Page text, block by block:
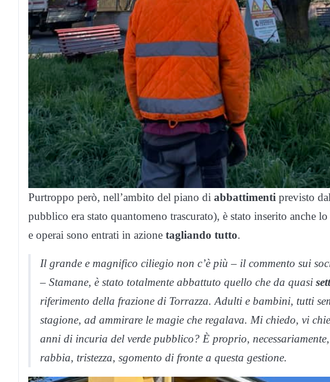
Purtroppo però, nell’ambito del piano di abbattimenti previsto
pubblico era stato quantomeno trascurato), è stato inserito anche
e operai sono entrati in azione tagliando tutto.
Il grande e magnifico ciliegio non c’è più – il commento sui
– Stamane, è stato totalmente abbattuto quello che da quasi
riferimento della frazione di Torrazza. Adulti e bambini, tutti
stagione, ad ammirare le magie che regalava. Mi chiedo, vi
anni di incuria del verde pubblico? È proprio,
rabbia, tristezza, sgomento di fronte a questa gestione.